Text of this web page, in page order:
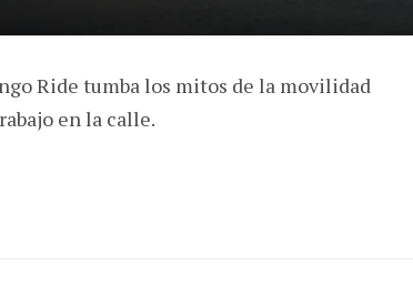
Ride tumba los mitos de la movilidad
en la calle.